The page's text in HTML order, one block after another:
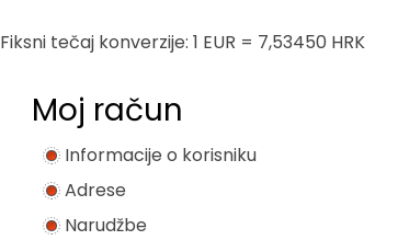
Fiksni tečaj konverzije: 1 EUR = 7,53450 HRK
Moj račun
Informacije o korisniku
Adrese
Narudžbe